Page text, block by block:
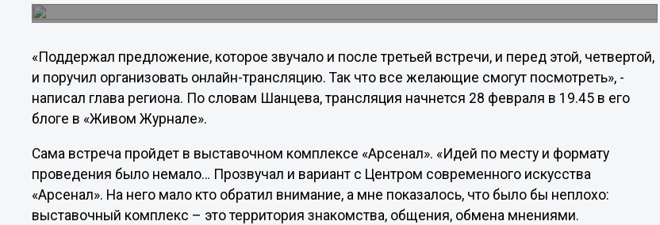
«Поддержал предложение, которое звучало и после третьей встречи, и перед этой, четвертой,
и поручил организовать онлайн-трансляцию. Так что все желающие смогут посмотреть», -
написал глава региона. По словам Шанцева, трансляция начнется 28 февраля в 19.45 в его
блоге в «Живом Журнале».
Сама встреча пройдет в выставочном комплексе «Арсенал». «Идей по месту и формату
проведения было немало… Прозвучал и вариант с Центром современного искусства
«Арсенал». На него мало кто обратил внимание, а мне показалось, что было бы неплохо:
выставочный комплекс – это территория знакомства, общения, обмена мнениями.